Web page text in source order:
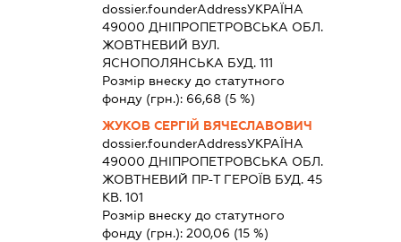
dossier.founderAddressУКРАЇНА
49000 ДНIПРОПЕТРОВСЬКА ОБЛ.
ЖОВТНЕВИЙ ВУЛ.
ЯСНОПОЛЯНСЬКА БУД. 111
Розмір внеску до статутного
фонду (грн.): 66,68 (5 %)
ЖУКОВ СЕРГІЙ ВЯЧЕСЛАВОВИЧ
dossier.founderAddressУКРАЇНА
49000 ДНIПРОПЕТРОВСЬКА ОБЛ.
ЖОВТНЕВИЙ ПР-Т ГЕРОЇВ БУД. 45
КВ. 101
Розмір внеску до статутного
фонду (грн.):200,06 (15 %)